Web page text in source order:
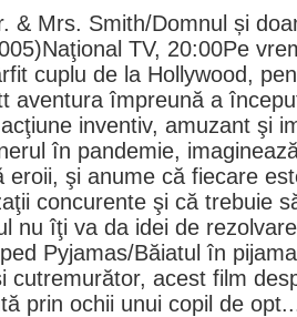
& Mrs. Smith/Domnul și
TV, 20:00Pe
cuplu de la Hollywood,
aventura împreună a
inventiv, amuzant şi
în pandemie,
eroii, şi anume că fiecare
concurente şi că trebuie
nu îţi va da idei de
Pyjamas/Băiatul în
cutremurător, acest film
prin ochii unui copil de